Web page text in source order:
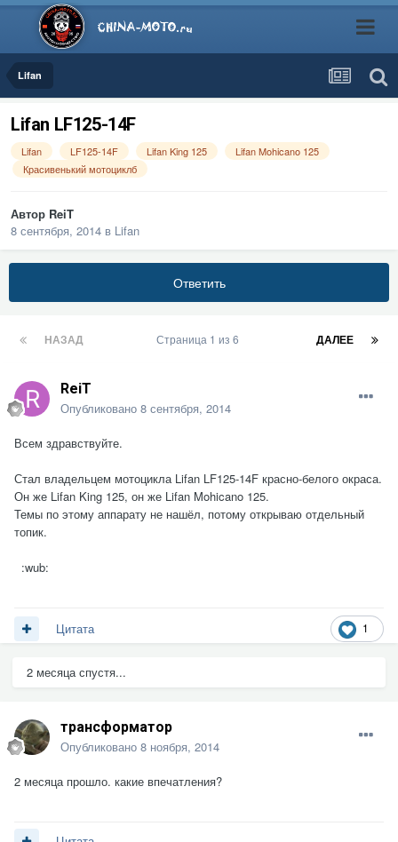
Lifan
Lifan LF125-14F
Lifan LF125-14F Lifan King 125
Lifan Mohicano 125
Красивенький мотоциклб
Автор ReiT
8 сентября, 2014 в Lifan
Ответить
НАЗАД ДАЛЕЕ
Страница 1 из 6
ReiT
Опубликовано 8 сентября, 2014
Всем здравствуйте.
Стал владельцем мотоцикла Lifan LF125-14F красно-белого окраса.
Он же Lifan King 125, он же Lifan Mohicano 125.
Темы по этому аппарату не нашёл, потому открываю отдельный
топик.
:wub:
1
Цитата
2 месяца спустя...
трансформатор
Опубликовано 8 ноября, 2014
2 месяца прошло. какие впечатления?